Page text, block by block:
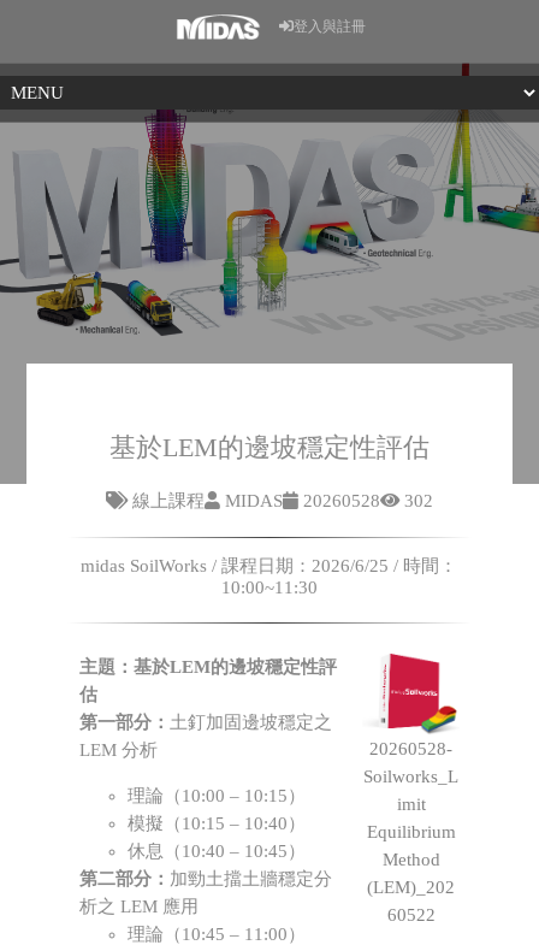
登入與註冊
基於LEM的邊坡穩定性評估
線上課程 MIDAS 20260528 302
midas SoilWorks / 課程日期：2026/6/25 / 時間：
10:00~11:30
主題：基於LEM的邊坡穩定性評
估
第一部分： 土釘加固邊坡穩定之
LEM 分析
理論（10:00 – 10:15）
模擬（10:15 – 10:40）
休息（10:40 – 10:45）
第二部分： 加勁土擋土牆穩定分
析之 LEM 應用
理論（10:45 – 11:00）
20260528-
Soilworks_L
imit
Equilibrium
Method
(LEM)_202
60522